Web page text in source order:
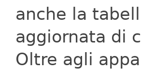
anche la
aggiornata di
Oltre agli